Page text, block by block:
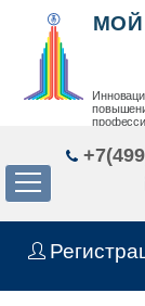
МОЙ